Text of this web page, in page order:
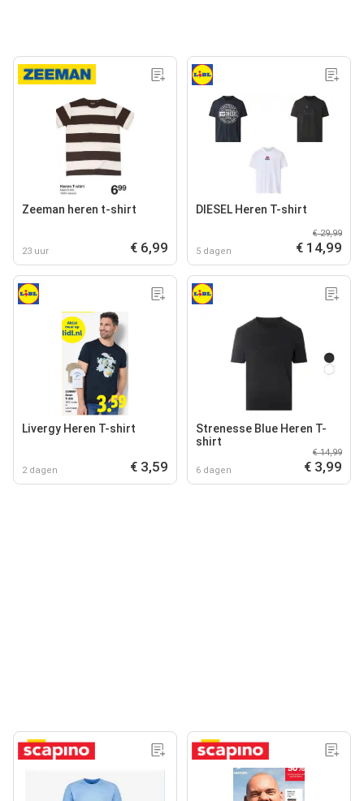
Zeeman heren t-shirt
23 uur € 6,99
DIESEL Heren T-shirt
5 dagen
€ 29,99
€ 14,99
Livergy Heren T-shirt
2 dagen € 3,59
Strenesse Blue Heren T-
shirt
6 dagen
€ 14,99
€ 3,99